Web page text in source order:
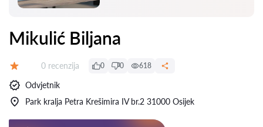
Mikulić Biljana
Recenzija:
0 recenzija 0 0 618
Odvjetnik
Park kralja Petra Krešimira IV br.2 31000 Osijek